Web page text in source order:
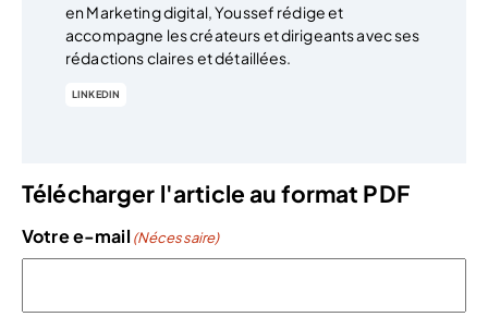
en Marketing digital, Youssef rédige et
accompagne les créateurs et dirigeants avec ses
rédactions claires et détaillées.
LINKEDIN
Télécharger l'article au format PDF
Votre e-mail (Nécessaire)